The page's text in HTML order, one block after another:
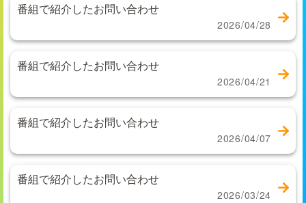
番組で紹介したお問い合わせ
2026/04/28
番組で紹介したお問い合わせ
2026/04/21
番組で紹介したお問い合わせ
2026/04/07
番組で紹介したお問い合わせ
2026/03/24